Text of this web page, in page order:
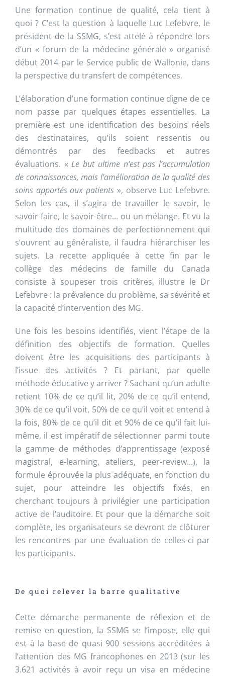
Une formation continue de qualité, cela tient à
quoi ? C’est la question à laquelle Luc Lefebvre, le
président de la SSMG, s’est attelé à répondre lors
d’un « forum de la médecine générale » organisé
début 2014 par le Service public de Wallonie, dans
la perspective du transfert de compétences.
L’élaboration d’une formation continue digne de ce
nom passe par quelques étapes essentielles. La
première est une identification des besoins réels
des destinataires, qu’ils soient ressentis ou
démontrés par des feedbacks et autres
évaluations. «Le but ultime n’est pas l’accumulation
de connaissances, mais l’amélioration de la qualité des
soins apportés aux patients », observe Luc Lefebvre.
Selon les cas, il s’agira de travailler le savoir, le
savoir-faire, le savoir-être… ou un mélange. Et vu la
multitude des domaines de perfectionnement qui
s’ouvrent au généraliste, il faudra hiérarchiser les
sujets. La recette appliquée à cette fin par le
collège des médecins de famille du Canada
consiste à soupeser trois critères, illustre le Dr
Lefebvre : la prévalence du problème, sa sévérité et
la capacité d’intervention des MG.
Une fois les besoins identifiés, vient l’étape de la
définition des objectifs de formation. Quelles
doivent être les acquisitions des participants à
l’issue des activités ? Et partant, par quelle
méthode éducative y arriver ? Sachant qu’un adulte
retient 10% de ce qu’il lit, 20% de ce qu’il entend,
30% de ce qu’il voit, 50% de ce qu’il voit et entend à
la fois, 80% de ce qu’il dit et 90% de ce qu’il fait lui-
même, il est impératif de sélectionner parmi toute
la gamme de méthodes d’apprentissage (exposé
magistral, e-learning, ateliers, peer-review…), la
formule éprouvée la plus adéquate, en fonction du
sujet, pour atteindre les objectifs fixés, en
cherchant toujours à privilégier une participation
active de l’auditoire. Et pour que la démarche soit
complète, les organisateurs se devront de clôturer
les rencontres par une évaluation de celles-ci par
les participants.
De quoi relever la barre qualitative
Cette démarche permanente de réflexion et de
remise en question, la SSMG se l’impose, elle qui
est à la base de quasi 900 sessions accréditées à
l’attention des MG francophones en 2013 (sur les
3.621 activités à avoir reçu un visa en médecine